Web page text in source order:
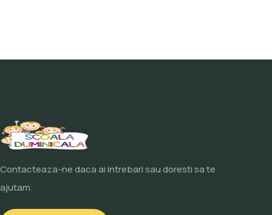
Contacteaza-ne daca ai intrebari sau doresti sa te
ajutam.